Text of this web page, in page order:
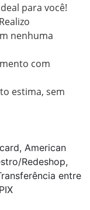
para você!
nenhuma
com
estima, sem
American
Redeshop,
entre